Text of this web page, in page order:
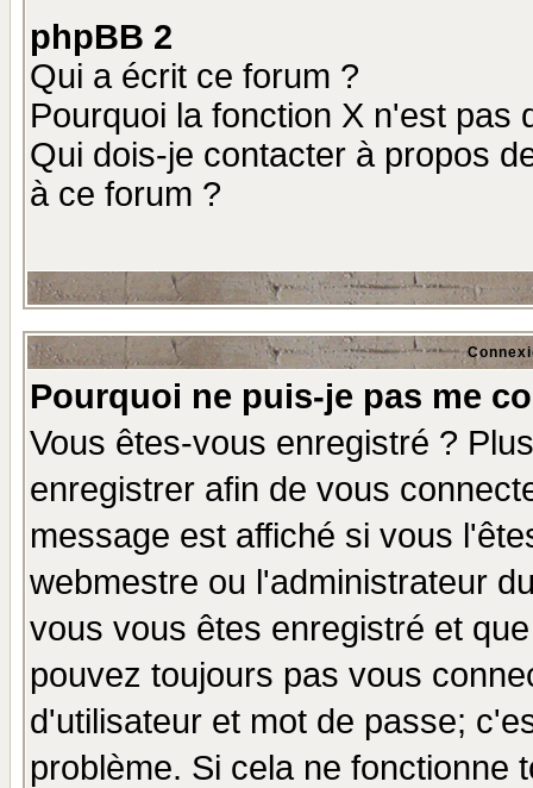
phpBB 2
Qui a écrit ce forum ?
Pourquoi la fonction X n'est pas
Qui dois-je contacter à propos
à ce forum ?
Pourquoi ne puis-je pas me
Vous êtes-vous enregistré ?
enregistrer afin de vous
message est affiché si vous
webmestre ou l'administrateur
vous vous êtes enregistré et
pouvez toujours pas vous
d'utilisateur et mot de passe;
problème. Si cela ne fonctionne